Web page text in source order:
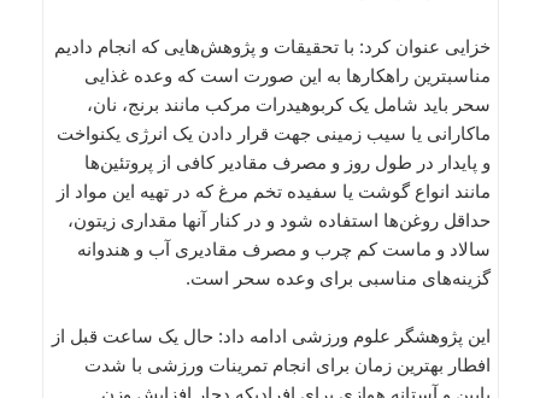
خزایی عنوان کرد: با تحقیقات و پژوهش‌هایى که انجام دادیم
مناسبترین راهکارها به این صورت است که وعده غذایى
سحر باید شامل یک کربوهیدرات مرکب مانند برنج، نان،
ماکارانى یا سیب زمینى جهت قرار دادن یک انرژى یکنواخت
و پایدار در طول روز و مصرف مقادیر کافى از پروتئین‌ها
مانند انواع گوشت یا سفیده تخم مرغ که در تهیه این مواد از
حداقل روغن‌ها استفاده شود و در کنار آنها مقدارى زیتون،
سالاد و ماست کم چرب و مصرف مقادیرى آب و هندوانه
گزینه‌هاى مناسبى براى وعده سحر است.
این پژوهشگر علوم ورزشى ادامه داد: حال یک ساعت قبل از
افطار بهترین زمان براى انجام تمرینات ورزشى با شدت
پایین و آستانه هوازى براى افرادیکه دچار افزایش وزن